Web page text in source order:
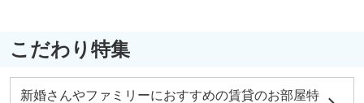
こだわり特集
新婚さんやファミリーにおすすめの賃貸のお部屋特